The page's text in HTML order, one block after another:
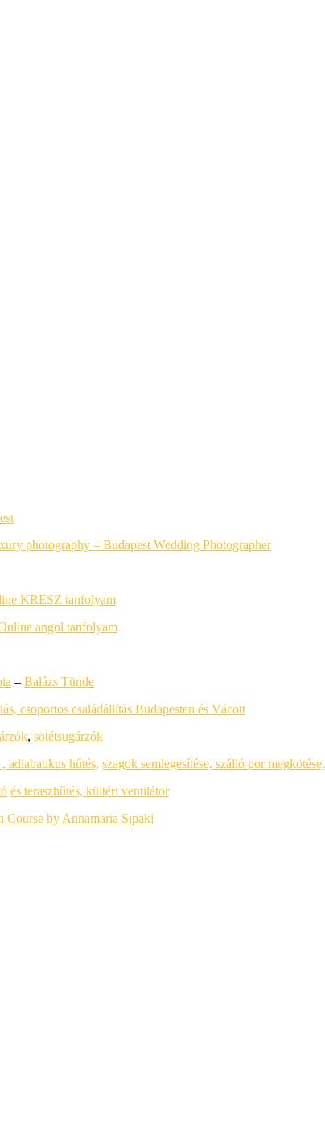
photography – Budapest Wedding Photographer
KRESZ tanfolyam
angol tanfolyam
– Balázs Tünde
csoportos családállítás Budapesten és Vácott
, sötétsugárzók
adiabatikus hűtés, szagok semlegesítése, szálló por megkötése,
és teraszhűtés, kültéri ventilátor
Course by Annamaria Sipaki